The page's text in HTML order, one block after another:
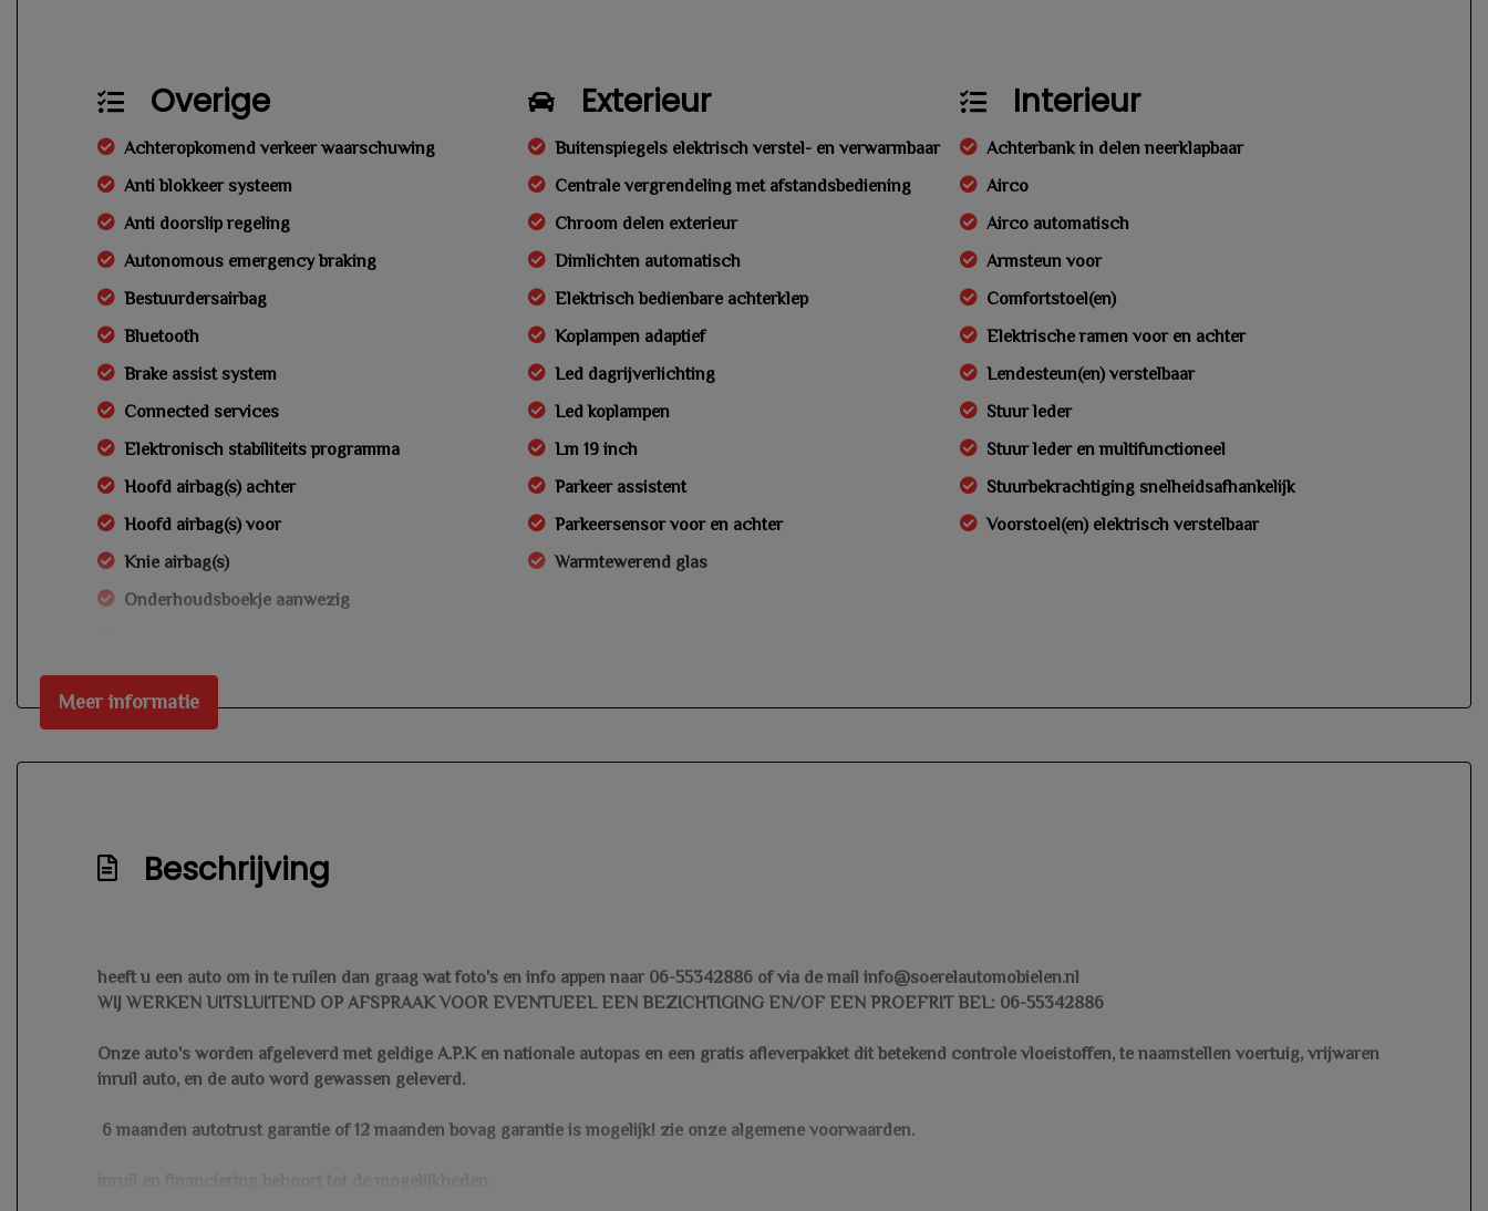
Overige
Achteropkomend verkeer waarschuwing
Anti blokkeer systeem
Anti doorslip regeling
Autonomous emergency braking
Bestuurdersairbag
Bluetooth
Brake assist system
Connected services
Elektronisch stabiliteits programma
Hoofd airbag(s) achter
Hoofd airbag(s) voor
Knie airbag(s)
Onderhoudsboekje aanwezig
Zij airbag(s) voor
Exterieur
Buitenspiegels elektrisch verstel- en verwarmbaar
Centrale vergrendeling met afstandsbediening
Chroom delen exterieur
Dimlichten automatisch
Elektrisch bedienbare achterklep
Koplampen adaptief
Led dagrijverlichting
Led koplampen
Lm 19 inch
Parkeer assistent
Parkeersensor voor en achter
Warmtewerend glas
Interieur
Achterbank in delen neerklapbaar
Airco
Airco automatisch
Armsteun voor
Comfortstoel(en)
Elektrische ramen voor en achter
Lendesteun(en) verstelbaar
Stuur leder
Stuur leder en multifunctioneel
Stuurbekrachtiging snelheidsafhankelijk
Voorstoel(en) elektrisch verstelbaar
Meer informatie
Beschrijving
heeft u een auto om in te ruilen dan graag wat foto's en info appen naar 06-55342886 of via de mail info@soerelautomobielen.nl
WIJ WERKEN UITSLUITEND OP AFSPRAAK VOOR EVENTUEEL EEN BEZICHTIGING EN/OF EEN PROEFRIT BEL: 06-55342886
Onze auto's worden afgeleverd met geldige A.P.K en nationale autopas en een gratis afleverpakket dit betekend controle vloeistoffen, te naamstellen voertuig, vrijwaren
inruil auto, en de auto word gewassen geleverd.
6 maanden autotrust garantie of 12 maanden bovag garantie is mogelijk! zie onze algemene voorwaarden.